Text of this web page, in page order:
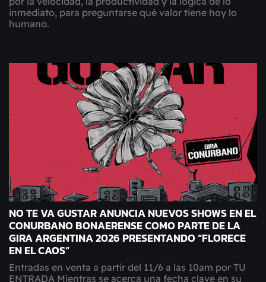
inmediato, para preguntarse qué valor tiene hoy lo
humano.
NO TE VA GUSTAR ANUNCIA NUEVOS SHOWS EN EL
CONURBANO BONAERENSE COMO PARTE DE LA
GIRA ARGENTINA 2026 PRESENTANDO “FLORECE
EN EL CAOS”
Entradas en venta a partir del 11/6 a las 10am por TU
ENTRADA Mientras se acerca una fecha clave en su